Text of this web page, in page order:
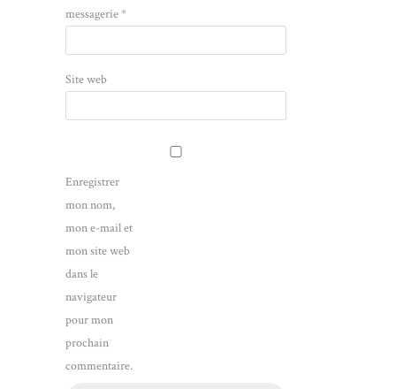
messagerie*
Site web
Enregistrer
mon nom,
mon e-mail et
mon site web
dans le
navigateur
pour mon
prochain
commentaire.